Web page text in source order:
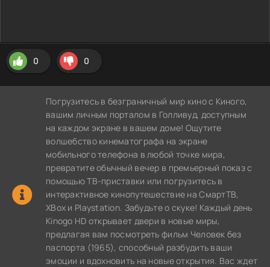
0 0
Погрузитесь в безграничный мир кино с Киного,
вашим личным порталом в Голливуд, доступным
на каждом экране в вашем доме! Ощутите
волшебство кинематографа на экране
мобильного телефона в любой точке мира,
превратите обычный вечер в премьерный показ с
помощью ТВ-приставки или погрузитесь в
интерактивное кинопутешествие на СмартТВ,
XBox и Playstation. Забудьте о скуке! Каждый день
Kinogo HD открывает двери в новые миры,
предлагая вам посмотреть фильм Человек без
паспорта (1965), способный разбудить ваши
эмоции и вдохновить на новые открытия. Вас ждет